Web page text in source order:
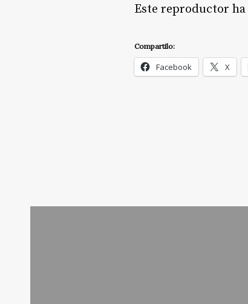
Este reproductor
Compartilo:
Facebook X